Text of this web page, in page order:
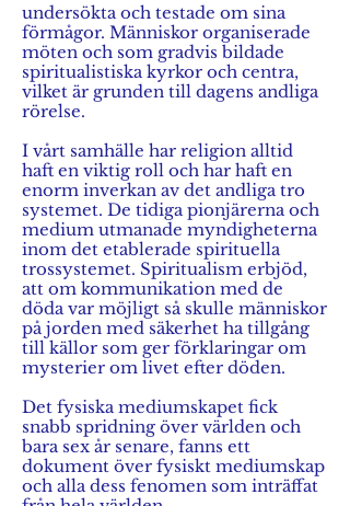
undersökta och testade om sina
förmågor. Människor organiserade
möten och som gradvis bildade
spiritualistiska kyrkor och centra,
vilket är grunden till dagens andliga
rörelse.
I vårt samhälle har religion alltid
haft en viktig roll och har haft en
enorm inverkan av det andliga tro
systemet. De tidiga pionjärerna och
medium utmanade myndigheterna
inom det etablerade spirituella
trossystemet. Spiritualism erbjöd,
att om kommunikation med de
döda var möjligt så skulle människor
på jorden med säkerhet ha tillgång
till källor som ger förklaringar om
mysterier om livet efter döden.
Det fysiska mediumskapet fick
snabb spridning över världen och
bara sex år senare, fanns ett
dokument över fysiskt mediumskap
och alla dess fenomen som inträffat